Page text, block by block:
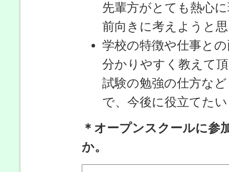
先輩方がとても熱心
前向きに考えようと
学校の特徴や仕事と
分かりやすく教えて
試験の勉強の仕方な
で、今後に役立てた
＊オープンスクールに参
か。